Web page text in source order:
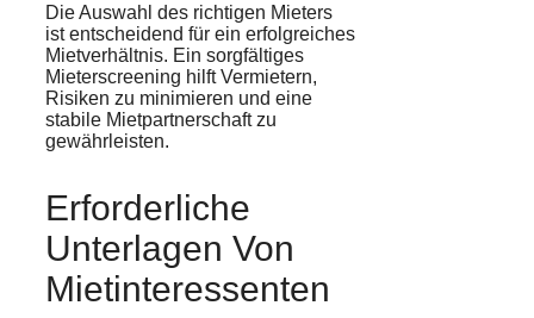
Die Auswahl des richtigen Mieters
ist entscheidend für ein erfolgreiches
Mietverhältnis. Ein sorgfältiges
Mieterscreening hilft Vermietern,
Risiken zu minimieren und eine
stabile Mietpartnerschaft zu
gewährleisten.
Erforderliche
Unterlagen Von
Mietinteressenten